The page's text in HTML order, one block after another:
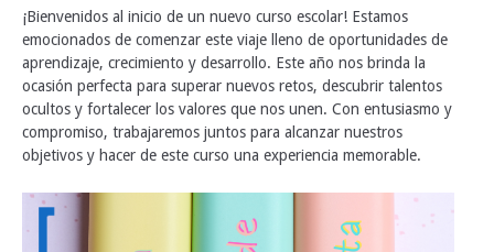
¡Bienvenidos al inicio de un nuevo curso escolar! Estamos
emocionados de comenzar este viaje lleno de oportunidades de
aprendizaje, crecimiento y desarrollo. Este año nos brinda la
ocasión perfecta para superar nuevos retos, descubrir talentos
ocultos y fortalecer los valores que nos unen. Con entusiasmo y
compromiso, trabajaremos juntos para alcanzar nuestros
objetivos y hacer de este curso una experiencia memorable.